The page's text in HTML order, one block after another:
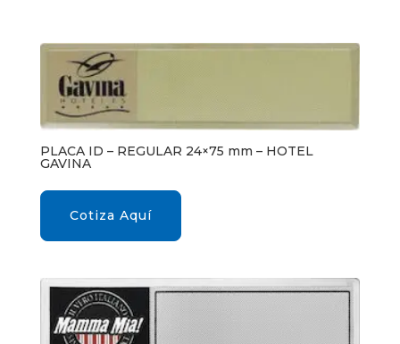
PLACA ID – REGULAR 24×75 mm – HOTEL
GAVINA
Cotiza Aquí